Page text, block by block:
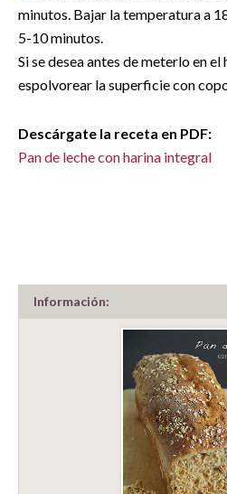
minutos. Bajar la temperatura a
5-10 minutos.
Si se desea antes de meterlo en el
espolvorear la superficie con
Descárgate la receta en PDF:
Pan de leche con harina integral
Información: